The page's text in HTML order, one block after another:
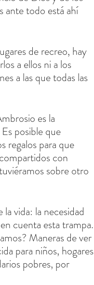
ante todo está ahí
de recreo, hay
a ellos ni a los
a las que todas las
es la
posible que
regalos para que
con
sobre otro
vida: la necesidad
cuenta esta trampa.
Maneras de ver
para niños, hogares
pobres, por